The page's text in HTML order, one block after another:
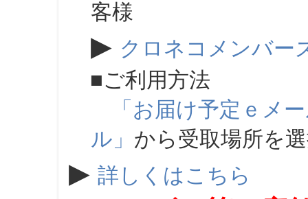
客様
▶ クロネコメンバー
■ご利用方法
「お届け予定ｅメ
ル」 から受取場所を
▶ 詳しくはこちら